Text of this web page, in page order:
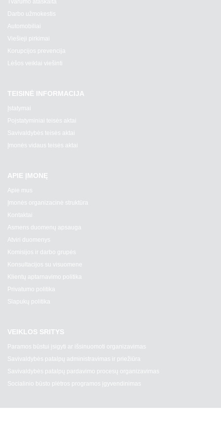
Tvarumo ataskaita
Darbo užmokestis
Automobiliai
Viešieji pirkimai
Korupcijos prevencija
Lėšos veiklai viešinti
TEISINĖ INFORMACIJA
Įstatymai
Poįstatyminiai teisės aktai
Savivaldybės teisės aktai
Įmonės vidaus teisės aktai
APIE ĮMONĘ
Apie mus
Įmonės organizacinė struktūra
Kontaktai
Asmens duomenų apsauga
Atviri duomenys
Komisijos ir darbo grupės
Konsultacijos su visuomene
Klientų aptarnavimo politika
Privatumo politika
Slapukų politika
VEIKLOS SRITYS
Paramos būstui įsigyti ar išsinuomoti organizavimas
Savivaldybės patalpų administravimas ir priežiūra
Savivaldybės patalpų pardavimo procesų organizavimas
Socialinio būsto plėtros programos įgyvendinimas